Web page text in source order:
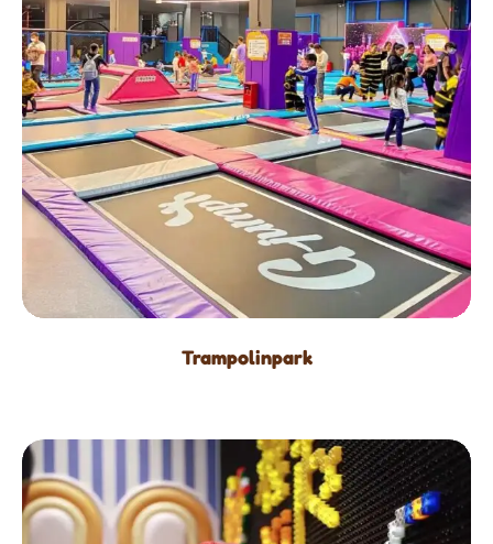
Trampolinpark